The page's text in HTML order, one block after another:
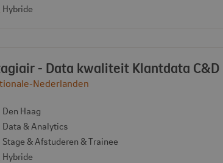
Hybride
- Data kwaliteit Klantdata C&D
bedrijf:Nederlanden
Den Haag
Data & Analytics
Stage & Afstuderen & Trainee
Hybride